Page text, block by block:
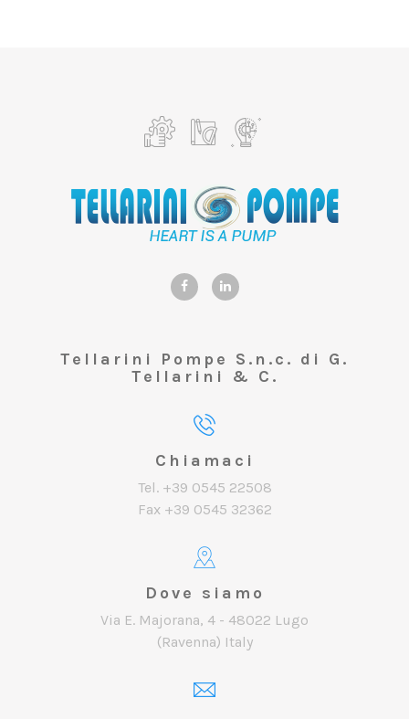
Tellarini Pompe S.n.c. di G.
Tellarini & C.
Chiamaci
Tel. +39 0545 22508
Fax +39 0545 32362
Dove siamo
Via E. Majorana, 4 - 48022 Lugo
(Ravenna) Italy